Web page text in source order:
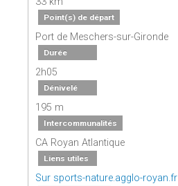
Point(s) de départ
Port de Meschers-sur-Gironde
Durée
2h05
Dénivelé
195 m
Intercommunalités
CA Royan Atlantique
Liens utiles
Sur sports-nature.agglo-royan.fr